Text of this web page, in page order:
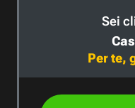
Sei
Per te,